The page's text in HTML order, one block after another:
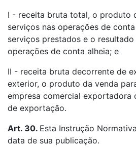
I - receita bruta total, o produto
serviços nas operações de
serviços prestados e o
operações de conta alheia; e
II - receita bruta decorrente de
exterior, o produto da venda
empresa comercial exportadora
de exportação.
Art. 30. Esta Instrução
data de sua publicação.